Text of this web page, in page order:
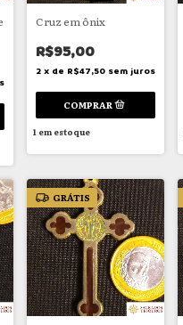
Cruz em ônix
R$95,00
2 x de R$47,50 sem juros
1em estoque
GRÁTIS